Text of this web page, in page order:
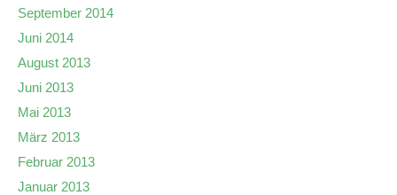
September 2014
Juni 2014
August 2013
Juni 2013
Mai 2013
März 2013
Februar 2013
Januar 2013